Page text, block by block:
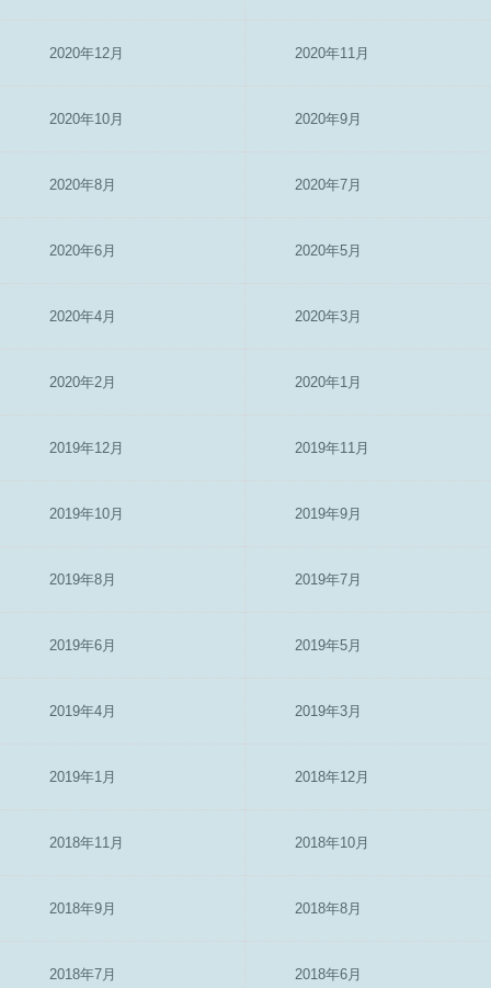
2020年12月 2020年11月
2020年10月 2020年9月
2020年8月 2020年7月
2020年6月 2020年5月
2020年4月 2020年3月
2020年2月 2020年1月
2019年12月 2019年11月
2019年10月 2019年9月
2019年8月 2019年7月
2019年6月 2019年5月
2019年4月 2019年3月
2019年1月 2018年12月
2018年11月 2018年10月
2018年9月 2018年8月
2018年7月 2018年6月